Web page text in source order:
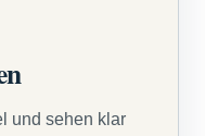
und sehen klar